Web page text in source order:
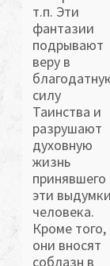
т.п. Эти
фантазии
подрывают
веру в
силу
Таинства и
разрушают
духовную
жизнь
принявшего
эти выдумки
человека.
Кроме того,
они вносят
соблазн в